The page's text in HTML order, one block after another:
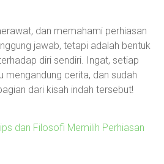
dan memahami perhiasan
jawab, tetapi adalah bentuk
diri sendiri. Ingat, setiap
mengandung cerita, dan sudah
dari kisah indah tersebut!
dan Filosofi Memilih Perhiasan